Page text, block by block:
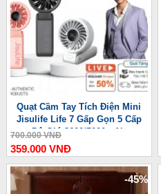
Quạt Cầm Tay Tích Điện Mini
Jisulife Life 7 Gấp Gọn 5 Cấp
Độ Gió 3600/5000mAh
700.000 VNĐ
359.000 VNĐ
-45%